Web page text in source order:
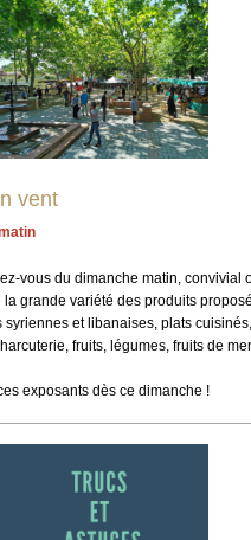
vent
vous du dimanche matin, convivial
la grande variété des produits
et libanaises, plats
fruits, légumes, fruits de
exposants dès ce dimanche !